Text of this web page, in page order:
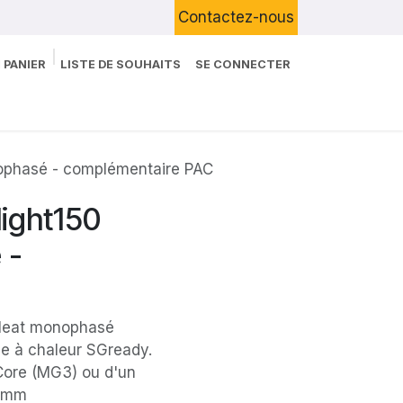
Contactez-nous
LISTE DE SOUHAITS SE CONNECTER
- complémentaire PAC
-
monophasé
à chaleur SGready.
(MG3) ou d'un